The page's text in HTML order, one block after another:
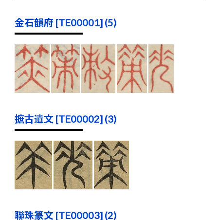
金石韻府 [TE00001] (5)
摭古遺文 [TE00002] (3)
聯珠篆文 [TE00003] (2)